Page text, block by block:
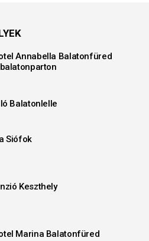
Annabella Balatonfüred
Balatonlelle
Siófok
Keszthely
Marina Balatonfüred